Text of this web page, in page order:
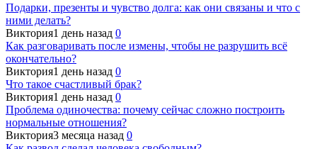
Подарки, презенты и чувство долга: как они связаны и что с
ними делать?
Виктория1 день назад 0
Как разговаривать после измены, чтобы не разрушить всё
окончательно?
Виктория1 день назад 0
Что такое счастливый брак?
Виктория1 день назад 0
Проблема одиночества: почему сейчас сложно построить
нормальные отношения?
Виктория3 месяца назад 0